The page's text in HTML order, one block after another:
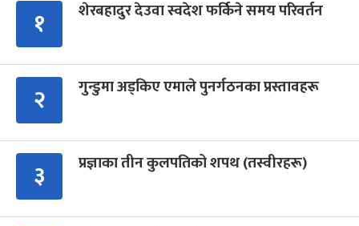
१ शेरबहादुर देउवा स्वदेश फर्किने समय परिवर्तन
२ गुन्डुमा अड्किए एमाले पुनर्गठनका प्रस्तावहरू
३ प्रज्ञाका तीन कुलपतिको शपथ (तस्वीरहरू)